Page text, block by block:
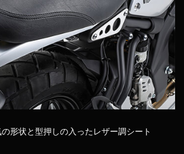
形状と型押しの入ったレザー調シート